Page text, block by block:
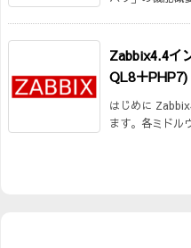
Zabbix4.4イ
QL8＋PHP7)
はじめに
ます。各ミドル